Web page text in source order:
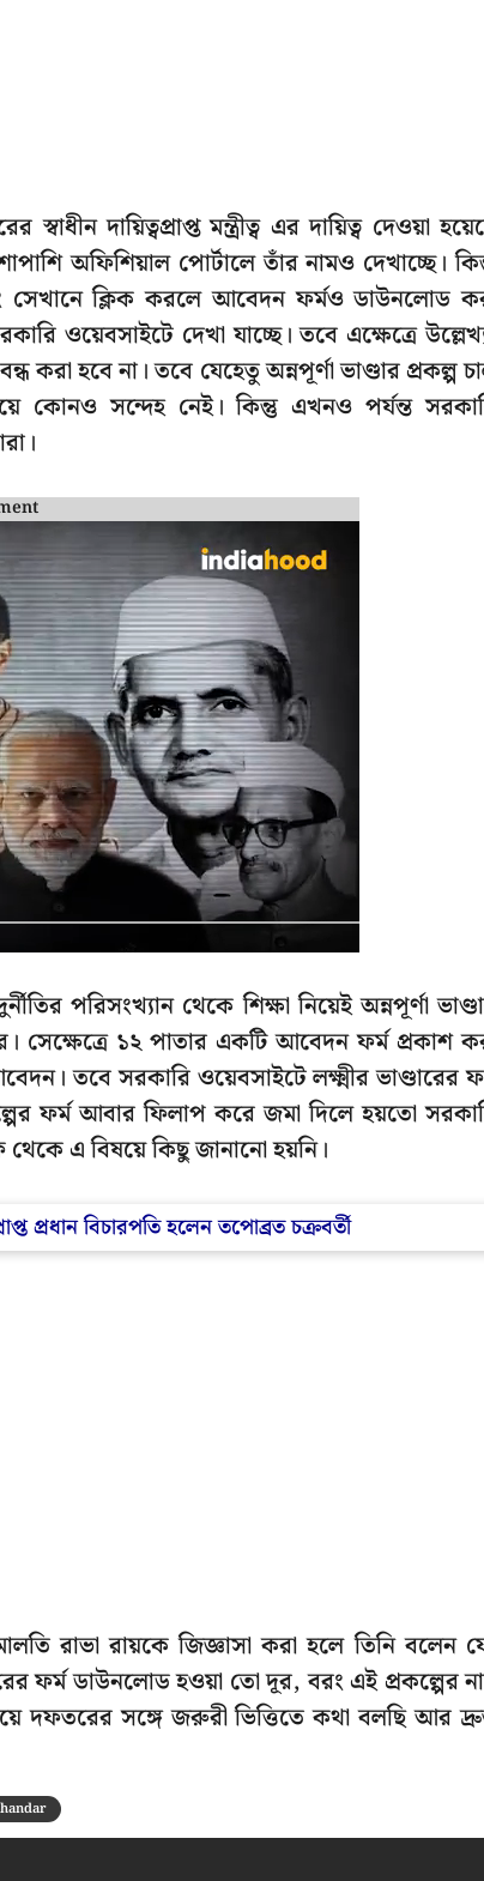
দায়িত্বপ্রাপ্ত মন্ত্রীত্ব এর দায়িত্ব দেওয়া
অফিশিয়াল পোর্টালে তাঁর নামও দেখাচ্ছে।
সেখানে ক্লিক করলে আবেদন ফর্মও ডাউনলোড
ওয়েবসাইটে দেখা যাচ্ছে। তবে এক্ষেত্রে
হবে না। তবে যেহেতু অন্নপূর্ণা ভাণ্ডার প্রকল্প
কোনও সন্দেহ নেই। কিন্তু এখনও পর্যন্ত
পরিসংখ্যান থেকে শিক্ষা নিয়েই অন্নপূর্ণা
১২ পাতার একটি আবেদন ফর্ম প্রকাশ
তবে সরকারি ওয়েবসাইটে লক্ষ্মীর ভাণ্ডারের
ফর্ম আবার ফিলাপ করে জমা দিলে হয়তো
এ বিষয়ে কিছু জানানো হয়নি।
প্রধান বিচারপতি হলেন তপোব্রত চক্রবর্তী
রাভা রায়কে জিজ্ঞাসা করা হলে তিনি বলেন
ফর্ম ডাউনলোড হওয়া তো দূর, বরং এই প্রকল্পের
দফতরের সঙ্গে জরুরী ভিত্তিতে কথা বলছি আর